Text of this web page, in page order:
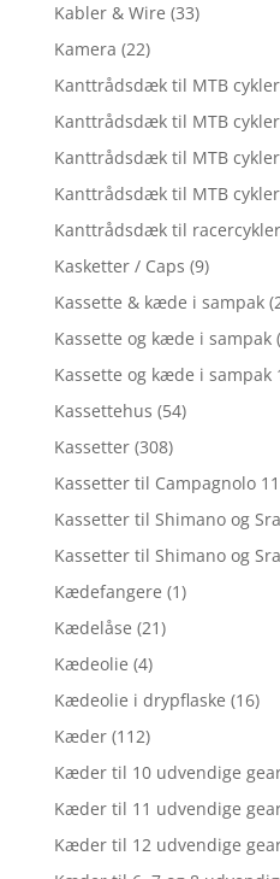
Kabler & Wire (33)
Kamera (22)
Kanttrådsdæk til MTB
Kanttrådsdæk til MTB
Kanttrådsdæk til MTB
Kanttrådsdæk til MTB
Kanttrådsdæk til racercykler
Kasketter / Caps (9)
Kassette & kæde i sampak
Kassette og kæde i sampak
Kassette og kæde i sampak
Kassettehus (54)
Kassetter (308)
Kassetter til Campagnolo
Kassetter til Shimano og
Kassetter til Shimano og
Kædefangere (1)
Kædelåse (21)
Kædeolie (4)
Kædeolie i drypflaske (16)
Kæder (112)
Kæder til 10 udvendige
Kæder til 11 udvendige
Kæder til 12 udvendige